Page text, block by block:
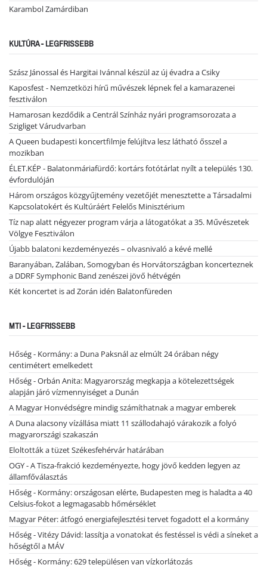
Karambol Zamárdiban
KULTÚRA - LEGFRISSEBB
Szász Jánossal és Hargitai Ivánnal készül az új évadra a Csiky
Kaposfest - Nemzetközi hírű művészek lépnek fel a kamarazenei
fesztiválon
Hamarosan kezdődik a Centrál Színház nyári programsorozata a
Szigliget Várudvarban
A Queen budapesti koncertfilmje felújítva lesz látható ősszel a
mozikban
ÉLET.KÉP - Balatonmáriafürdő: kortárs fotótárlat nyílt a település 130.
évfordulóján
Három országos közgyűjtemény vezetőjét menesztette a Társadalmi
Kapcsolatokért és Kultúráért Felelős Minisztérium
Tíz nap alatt négyezer program várja a látogatókat a 35. Művészetek
Völgye Fesztiválon
Újabb balatoni kezdeményezés – olvasnivaló a kévé mellé
Baranyában, Zalában, Somogyban és Horvátországban koncerteznek
a DDRF Symphonic Band zenészei jövő hétvégén
Két koncertet is ad Zorán idén Balatonfüreden
MTI - LEGFRISSEBB
Hőség - Kormány: a Duna Paksnál az elmúlt 24 órában négy
centimétert emelkedett
Hőség - Orbán Anita: Magyarország megkapja a kötelezettségek
alapján járó vízmennyiséget a Dunán
A Magyar Honvédségre mindig számíthatnak a magyar emberek
A Duna alacsony vízállása miatt 11 szállodahajó várakozik a folyó
magyarországi szakaszán
Eloltották a tüzet Székesfehérvár határában
OGY - A Tisza-frakció kezdeményezte, hogy jövő kedden legyen az
államfőválasztás
Hőség - Kormány: országosan elérte, Budapesten meg is haladta a 40
Celsius-fokot a legmagasabb hőmérséklet
Magyar Péter: átfogó energiafejlesztési tervet fogadott el a kormány
Hőség - Vitézy Dávid: lassítja a vonatokat és festéssel is védi a síneket a
hőségtől a MÁV
Hőség - Kormány: 629 településen van vízkorlátozás